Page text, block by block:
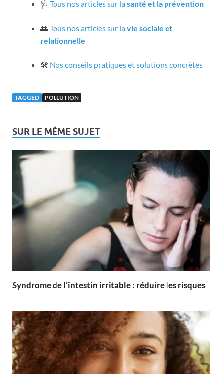
🩺 Tous nos articles sur lasanté et la prévention
👥 Tous nos articles sur lavie sociale et
relationnelle
🛠️ Nos conseils pratiques et solutions concrètes
TAGGED POLLUTION
SUR LE MÊME SUJET
Syndrome de l’intestin irritable : réduire les risques